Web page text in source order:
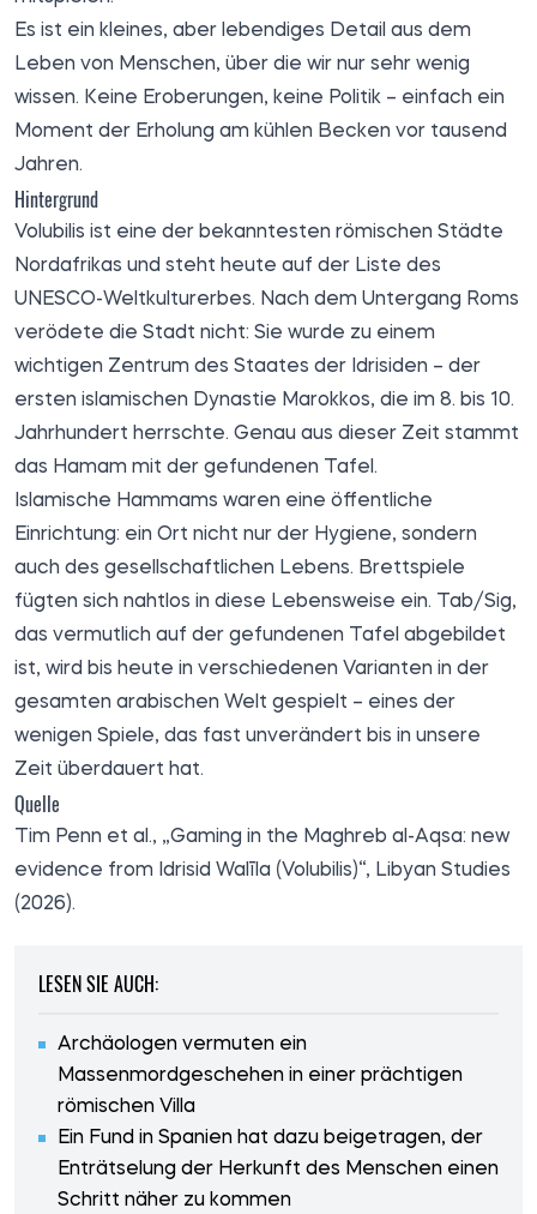
Es ist ein kleines, aber lebendiges Detail aus dem
Leben von Menschen, über die wir nur sehr wenig
wissen. Keine Eroberungen, keine Politik – einfach ein
Moment der Erholung am kühlen Becken vor tausend
Jahren.
Hintergrund
Volubilis ist eine der bekanntesten römischen Städte
Nordafrikas und steht heute auf der Liste des
UNESCO-Weltkulturerbes. Nach dem Untergang Roms
verödete die Stadt nicht: Sie wurde zu einem
wichtigen Zentrum des Staates der Idrisiden – der
ersten islamischen Dynastie Marokkos, die im 8. bis 10.
Jahrhundert herrschte. Genau aus dieser Zeit stammt
das Hamam mit der gefundenen Tafel.
Islamische Hammams waren eine öffentliche
Einrichtung: ein Ort nicht nur der Hygiene, sondern
auch des gesellschaftlichen Lebens. Brettspiele
fügten sich nahtlos in diese Lebensweise ein. Tab/Sig,
das vermutlich auf der gefundenen Tafel abgebildet
ist, wird bis heute in verschiedenen Varianten in der
gesamten arabischen Welt gespielt – eines der
wenigen Spiele, das fast unverändert bis in unsere
Zeit überdauert hat.
Quelle
Tim Penn et al., „Gaming in the Maghreb al-Aqsa: new
evidence from Idrisid Walīla (Volubilis)“, Libyan Studies
(2026).
LESEN SIE AUCH:
Archäologen vermuten ein
Massenmordgeschehen in einer prächtigen
römischen Villa
Ein Fund in Spanien hat dazu beigetragen, der
Enträtselung der Herkunft des Menschen einen
Schritt näher zu kommen